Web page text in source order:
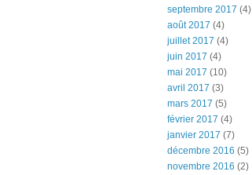
septembre 2017 (4)
août 2017 (4)
juillet 2017 (4)
juin 2017 (4)
mai 2017 (10)
avril 2017 (3)
mars 2017 (5)
février 2017 (4)
janvier 2017 (7)
décembre 2016 (5)
novembre 2016 (2)